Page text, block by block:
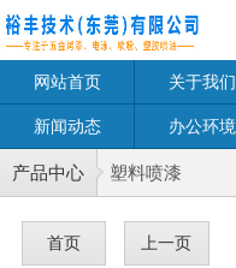
网站首页 关于我们
新闻动态 办公环境
产品中心 塑料喷漆
首页 上一页